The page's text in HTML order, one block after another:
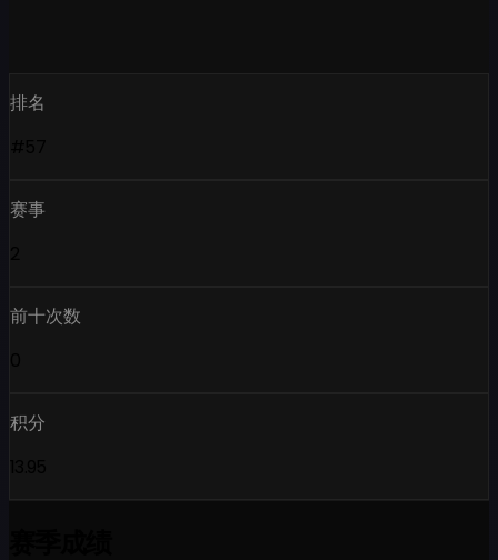
排名
赛事
前十次数
积分